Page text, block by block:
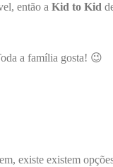
então a Kid to Kid
a família gosta! 😉
existe existem